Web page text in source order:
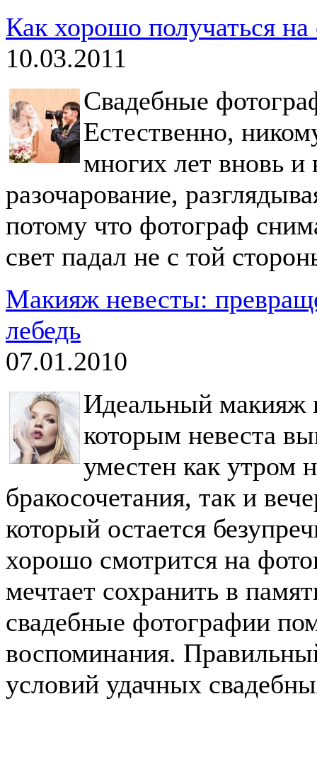
Как хорошо получаться
10.03.2011
Свадебные
Естественно,
многих лет вновь и
разочарование,
потому что фотограф
свет падал не с той
Макияж невесты:
лебедь
07.01.2010
Идеальный макияж
которым невеста
уместен как утром
бракосочетания, так и
который остается
хорошо смотрится на
мечтает сохранить в
свадебные фотографии
воспоминания.
условий удачных